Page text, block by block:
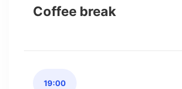
Coffee break
19:00